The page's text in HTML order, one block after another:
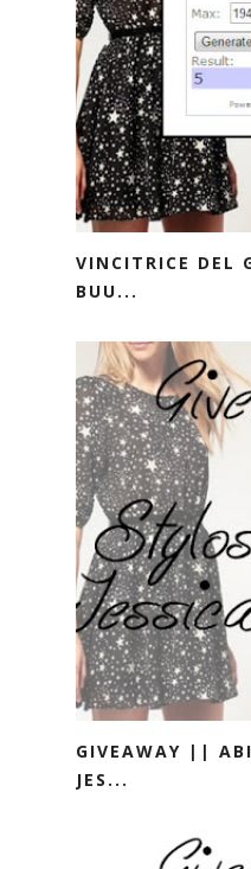
VINCITRICE DEL
BUU...
GIVEAWAY ||
JES...